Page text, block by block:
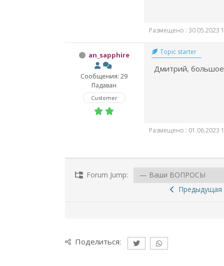
Размещено : 30.05.2023
an_sapphire
Сообщения: 29
Падаван
Customer
Topic starter
Дмитрий, большое
Размещено : 01.06.2023
Forum Jump:
Предыдущая
Поделиться: